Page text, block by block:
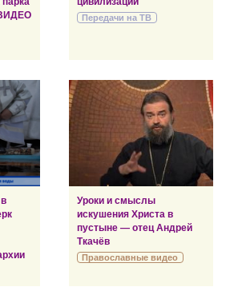
Передачи на ТВ
Уроки и смыслы
искушения Христа в
пустыне — отец Андрей
Ткачёв
Православные видео